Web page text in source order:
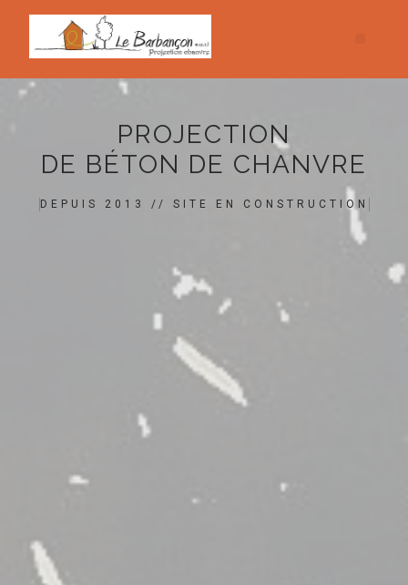
PROJECTION
DE BÉTON DE CHANVRE
DEPUIS 2013 // SITE EN CONSTRUCTION